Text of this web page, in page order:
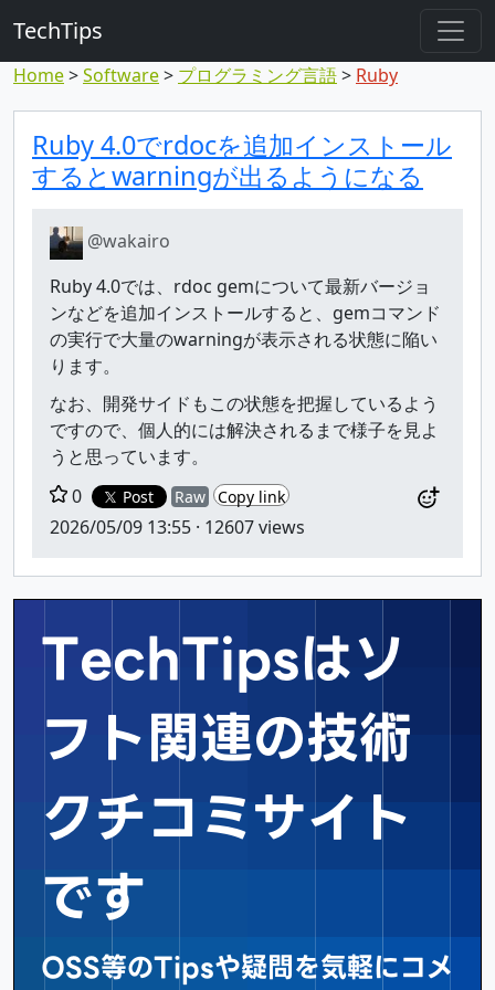
TechTips
Home Software プログラミング言語 Ruby
対象のコメント
トピックと対象コメント
Ruby 4.0でrdocを追加インストール
するとwarningが出るようになる
@wakairo
Ruby 4.0では、rdoc gemについて最新バージョ
ンなどを追加インストールすると、gemコマンド
の実行で大量のwarningが表示される状態に陥い
ります。
なお、開発サイドもこの状態を把握しているよう
ですので、個人的には解決されるまで様子を見よ
うと思っています。
0
Post Raw Copy link
2026/05/09 13:55 · 12607 views
TechTipsはソ
フト関連の技術
クチコミサイト
です
OSS等のTipsや疑問を気軽にコメ